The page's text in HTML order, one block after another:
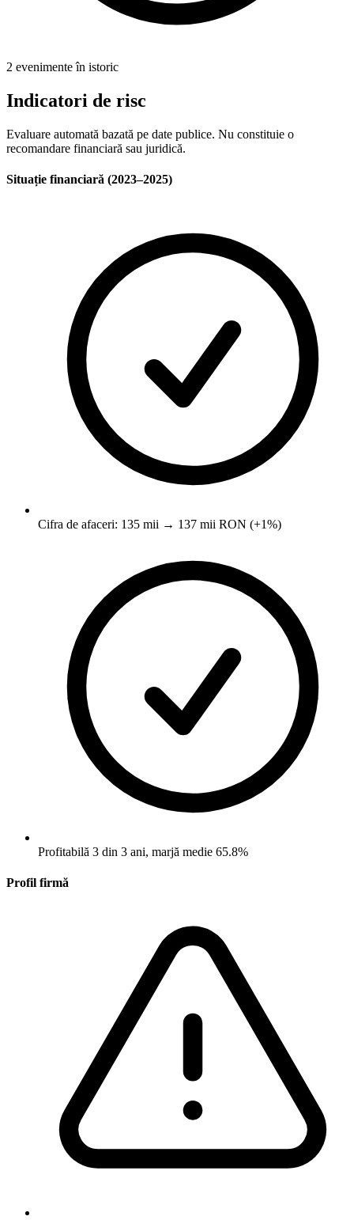
2 evenimente în istoric
Indicatori de risc
Evaluare automată bazată pe date publice. Nu constituie o
recomandare financiară sau juridică.
Situație financiară (2023–2025)
Cifra de afaceri: 135 mii → 137 mii RON (+1%)
Profitabilă 3 din 3 ani, marjă medie 65.8%
Profil firmă